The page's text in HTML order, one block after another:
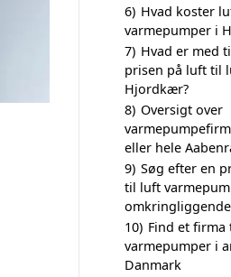
6) Hvad koster
varmepumper i
7) Hvad er med
prisen på luft til
Hjordkær?
8) Oversigt over
eller hele
9) Søg efter en
til luft
10) Find et
varmepumper i
Danmark